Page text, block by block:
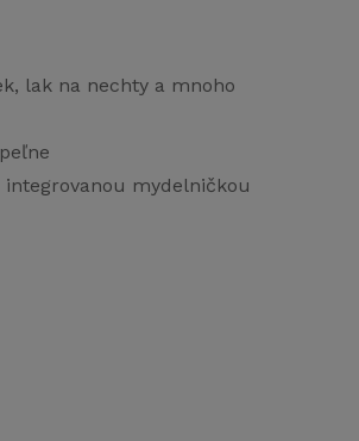
lak na nechty a mnoho
mydelničkou